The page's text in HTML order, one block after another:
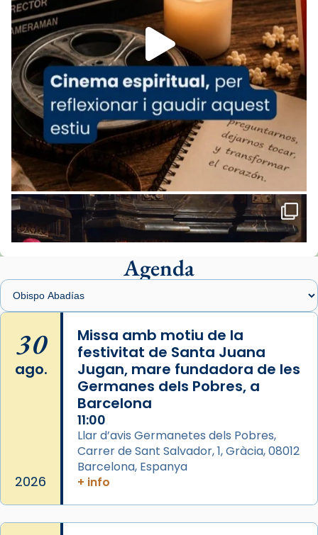
Foto
View on Facebook · Share
Arquebisbat de Barcelona
2 weeks ago
«Avui les santes Juliana i Semproniana ens
ajuden a alçar la mirada»
Mons. Sergi Gordo, bisbe de Tortosa, ha
presidit aquest 27 de juliol la missa de Les
Santes de Mataró.
🔗tinyurl.com/cvu5jmbk
📸 J. Merino
de Barcelona.
2 weeks ago
Aquest dilluns, 27 de juliol, ha tingut lloc la
missa d’acció de gràcies en agraïment al
comitè organitzador de la visita apostòlica
del Sant Pare Lleó XIV a Barcelona, i als
col·laboradors, a la Catedral de Barcelona.
L’arquebisbe de Barcelona, el cardenal Joan
Josep Omella, ha presidit la missa i l’ha
concelebrat el bisbe auxiliar de Barcelona,
Mons. David Abadías.
Agenda
30
ago.
2026
Missa amb motiu de la
festivitat de Santa Juana
Jugan, mare fundadora de les
Germanes dels Pobres, a
Barcelona
11:00
Llar d’avis Germanetes dels Pobres,
Carrer de Sant Salvador, 1, Gràcia, 08012
Barcelona, Espanya
+ info